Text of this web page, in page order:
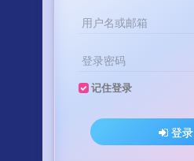
用户名或邮箱
登录密码
记住登录
登录